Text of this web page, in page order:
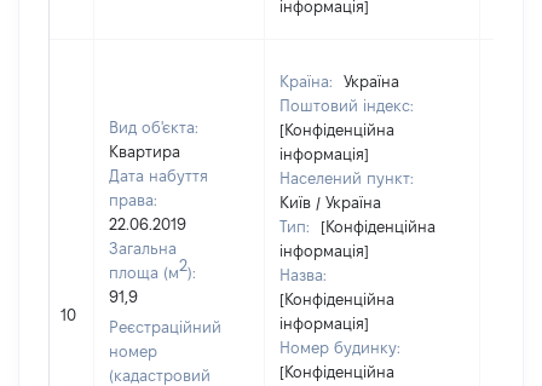
інформація]
10
Вид об'єкта:
Квартира
Дата набуття
права:
22.06.2019
Загальна
площа (м2):
91,9
Реєстраційний
номер
(кадастровий
Країна:
Україна
Поштовий індекс:
[Конфіденційна
інформація]
Населений пункт:
Київ / Україна
Тип:
[Конфіденційна
інформація]
Назва:
[Конфіденційна
інформація]
Номер будинку:
[Конфіденційна